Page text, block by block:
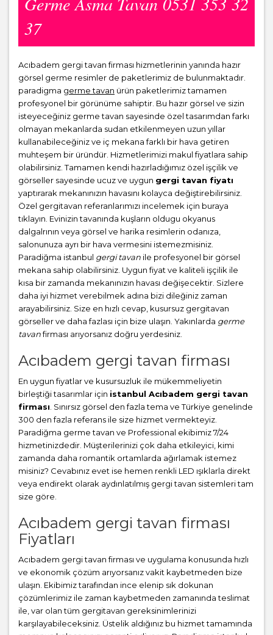
37
Acıbadem gergi tavan firması hizmetlerinin yanında hazır
görsel germe resimler de paketlerimiz de bulunmaktadır.
paradigma germe tavan ürün paketlerimiz tamamen
profesyonel bir görünüme sahiptir. Bu hazır görsel ve sizin
isteyeceğiniz germe tavan sayesinde özel tasarımdan farkı
olmayan mekanlarda sudan etkilenmeyen uzun yıllar
kullanabileceğiniz ve iç mekana farklı bir hava getiren
muhteşem bir üründür. Hizmetlerimizi makul fiyatlara sahip
olabilirsiniz. Tamamen kendi hazırladığımız özel işçilik ve
görseller sayesinde ucuz ve uygun gergi tavan fiyatı
yaptırarak mekanınızın havasını kolayca değiştirebilirsiniz.
Özel gergitavan referanlarımızı incelemek için buraya
tıklayın. Evinizin tavanında kuşların oldugu okyanus
dalgalrının veya görsel ve harika resimlerin odanıza,
salonunuza ayrı bir hava vermesini istemezmisiniz.
Paradiğma istanbul gergi tavan ile profesyonel bir görsel
mekana sahip olabilirsiniz. Uygun fiyat ve kaliteli işçilik ile
kısa bir zamanda mekanınızın havası değişecektir. Sizlere
daha iyi hizmet verebilmek adına bizi dileğiniz zaman
arayabilirsiniz. Size en hızlı cevap, kusursuz gergitavan
görseller ve daha fazlası için bize ulaşın. Yakınlarda germe
tavanfirması arıyorsanız doğru yerdesiniz.
Acıbadem gergi tavan firması
En uygun fiyatlar ve kusursuzluk ile mükemmeliyetin
birleştiği tasarımlar için istanbul Acıbadem gergi tavan
firması . Sınırsız görsel den fazla tema ve Türkiye genelinde
300 den fazla referans ile size hizmet vermekteyiz.
Paradiğma germe tavan ve Professional ekibimiz 7/24
hizmetinizdedir. Müşterilerinizi çok daha etkileyici, kimi
zamanda daha romantik ortamlarda ağırlamak istemez
misiniz? Cevabınız evet ise hemen renkli LED ışıklarla direkt
veya endirekt olarak aydınlatılmış gergi tavan sistemleri tam
size göre.
Acıbadem gergi tavan firması
Fiyatları
Acıbadem gergi tavan firması ve uygulama konusunda hızlı
ve ekonomik çözüm arıyorsanız vakit kaybetmeden bize
ulaşın. Ekibimiz tarafından ince elenip sık dokunan
çözümlerimiz ile zaman kaybetmeden zamanında teslimat
ile, var olan tüm gergitavan gereksinimlerinizi
karşılayabileceksiniz. Üstelik aldığınız bu hizmet tamamında